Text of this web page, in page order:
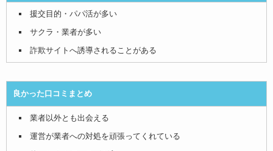
援交目的・パパ活が多い
サクラ・業者が多い
詐欺サイトへ誘導されることがある
良かった口コミまとめ
業者以外とも出会える
運営が業者への対処を頑張ってくれている